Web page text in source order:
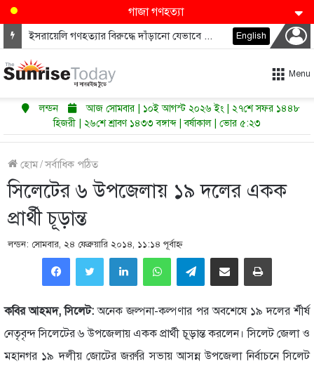
গাজা গণহত্যা
ইসরায়েলি গণহত্যার বিরুদ্ধে দাঁড়ানো যেভাবে ডেমোক্র্যাটদের নভেম্বরে কংগ্রেস জিতাতে পারে English
Menu
লন্ডন
আজ সোমবার | ১০ই আগস্ট ২০২৬ ইং | ২৭শে সফর ১৪৪৮
হিজরী | ২৬শে শ্রাবণ ১৪৩৩ বঙ্গাব্দ | বর্ষাকাল | ভোর ৫:২৩
হোম/সর্বাধিক পঠিত
সিলেটের ৬ উপজেলায় ১৯ দলের একক
প্রার্থী চূড়ান্ত
লন্ডন: সোমবার, ২৪ ফেব্রুয়ারি ২০১৪, ১১:১৪ পূর্বাহ্ণ
LinkedInWhatsAppTelegramShare via Email Print
কবির আহমদ, সিলেট: অনেক জল্পনা-কল্পণার পর অবশেষে ১৯ দলের র্শীর্ষ
নেতৃবৃন্দ সিলেটের ৬ উপজেলায় একক প্রার্থী চূড়ান্ত করলেন। সিলেট জেলা ও
মহানগর ১৯ দলীয় জোটের জরুরি সভায় আসন্ন উপজেলা নির্বাচনে সিলেট